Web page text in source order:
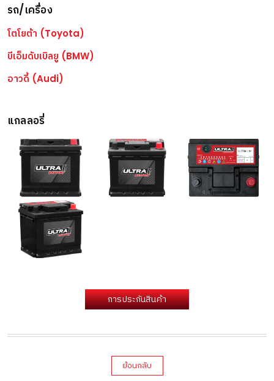
รถ/เครื่อง
โตโยต้า (Toyota)
บีเอ็มดับเบิลยู (BMW)
อาวดี้ (Audi)
แกลลอรี่
การประกันสินค้า
ย้อนกลับ